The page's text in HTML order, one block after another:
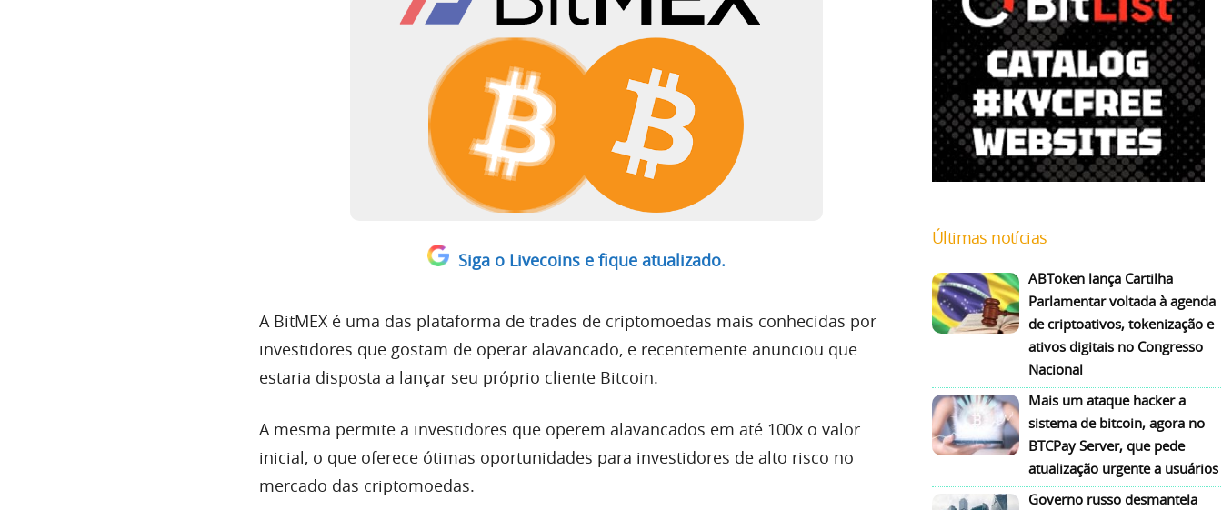
Siga o Livecoins e fique atualizado.
A BitMEX é uma das plataforma de trades de criptomoedas mais conhecidas por
investidores que gostam de operar alavancado, e recentemente anunciou que
estaria disposta a lançar seu próprio cliente Bitcoin.
A mesma permite a investidores que operem alavancados em até 100x o valor
inicial, o que oferece ótimas oportunidades para investidores de alto risco no
mercado das criptomoedas.
Últimas notícias
ABToken lança Cartilha
Parlamentar voltada à agenda
de criptoativos, tokenização e
ativos digitais no Congresso
Nacional
Mais um ataque hacker a
sistema de bitcoin, agora no
BTCPay Server, que pede
atualização urgente a usuários
Governo russo desmantela